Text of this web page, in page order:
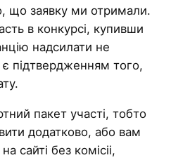
що заявку ми отримали.
в конкурсі, купивши
надсилати не
підтвердженням того,
пакет участі, тобто
додатково, або вам
сайті без комісіі,